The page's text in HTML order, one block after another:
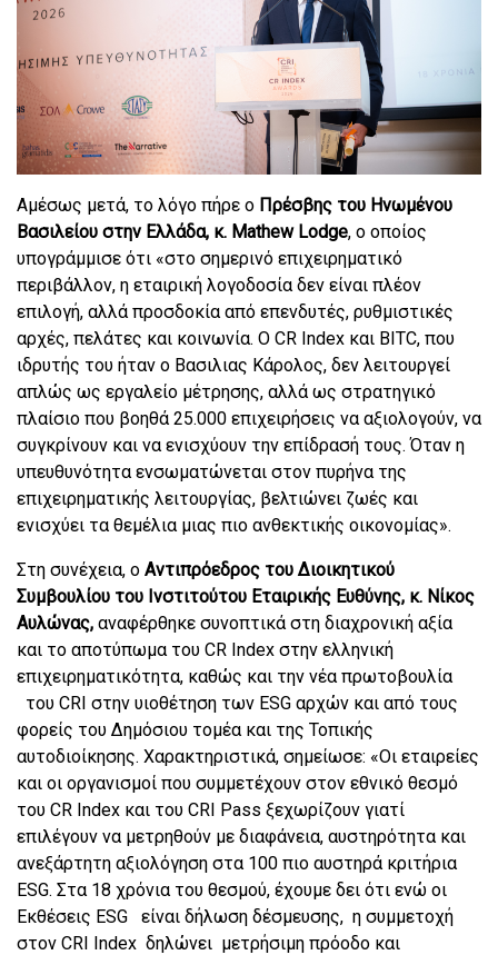
Αμέσως μετά, το λόγο πήρε ο Πρέσβης του Ηνωμένου
Βασιλείου στην Ελλάδα, κ. Mathew Lodge, ο οποίος
υπογράμμισε ότι «στο σημερινό επιχειρηματικό
περιβάλλον, η εταιρική λογοδοσία δεν είναι πλέον
επιλογή, αλλά προσδοκία από επενδυτές, ρυθμιστικές
αρχές, πελάτες και κοινωνία. Ο CR Index και BITC, που
ιδρυτής του ήταν ο Βασιλιας Kάρολος, δεν λειτουργεί
απλώς ως εργαλείο μέτρησης, αλλά ως στρατηγικό
πλαίσιο που βοηθά 25.000 επιχειρήσεις να αξιολογούν, να
συγκρίνουν και να ενισχύουν την επίδρασή τους. Όταν η
υπευθυνότητα ενσωματώνεται στον πυρήνα της
επιχειρηματικής λειτουργίας, βελτιώνει ζωές και
ενισχύει τα θεμέλια μιας πιο ανθεκτικής οικονομίας».
Στη συνέχεια, ο Αντιπρόεδρος του Διοικητικού
Συμβουλίου του Ινστιτούτου Εταιρικής Ευθύνης, κ. Νίκος
Αυλώνας, αναφέρθηκε συνοπτικά στη διαχρονική αξία
και το αποτύπωμα του CR Index στην ελληνική
επιχειρηματικότητα, καθώς και την νέα πρωτοβουλία
του CRI στην υιοθέτηση των ESG αρχών και από τους
φορείς του Δημόσιου τομέα και της Τοπικής
αυτοδιοίκησης. Χαρακτηριστικά, σημείωσε: «Οι εταιρείες
και οι οργανισμοί που συμμετέχουν στον εθνικό θεσμό
του CR Index και του CRI Pass ξεχωρίζουν γιατί
επιλέγουν να μετρηθούν με διαφάνεια, αυστηρότητα και
ανεξάρτητη αξιολόγηση στα 100 πιο αυστηρά κριτήρια
ESG. Στα 18 χρόνια του θεσμού, έχουμε δει ότι ενώ οι
Εκθέσεις ESG
είναι δήλωση δέσμευσης, η συμμετοχή
στον CRI Ιndex δηλώνει μετρήσιμη πρόοδο και